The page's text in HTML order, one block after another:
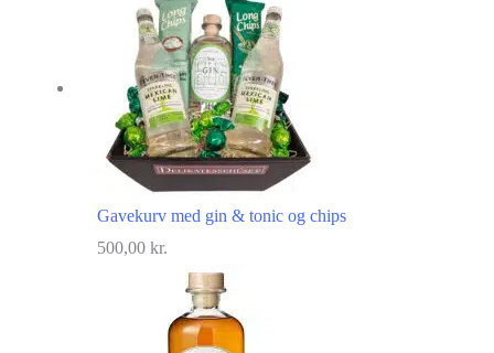
Gavekurv med gin & tonic og chips
500,00 kr.